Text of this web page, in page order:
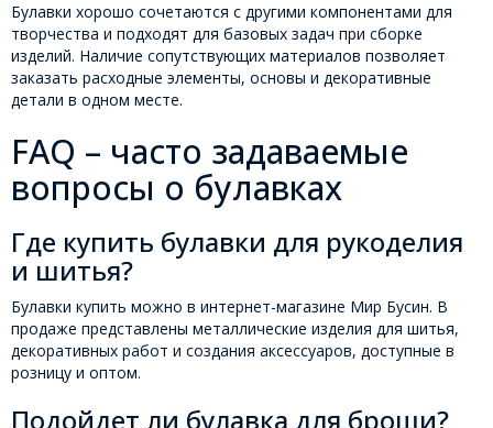
Булавки хорошо сочетаются с другими компонентами для
творчества и подходят для базовых задач при сборке
изделий. Наличие сопутствующих материалов позволяет
заказать расходные элементы, основы и декоративные
детали в одном месте.
FAQ – часто задаваемые
вопросы о булавках
Где купить булавки для рукоделия
и шитья?
Булавки купить можно в интернет-магазине Мир Бусин. В
продаже представлены металлические изделия для шитья,
декоративных работ и создания аксессуаров, доступные в
розницу и оптом.
Подойдет ли булавка для броши?